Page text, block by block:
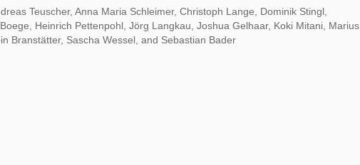
Teuscher, Anna Maria Schleimer, Christoph Lange, Dominik Stingl,
Heinrich Pettenpohl, Jörg Langkau, Joshua Gelhaar, Koki Mitani, Marius
Branstätter, Sascha Wessel, and Sebastian Bader